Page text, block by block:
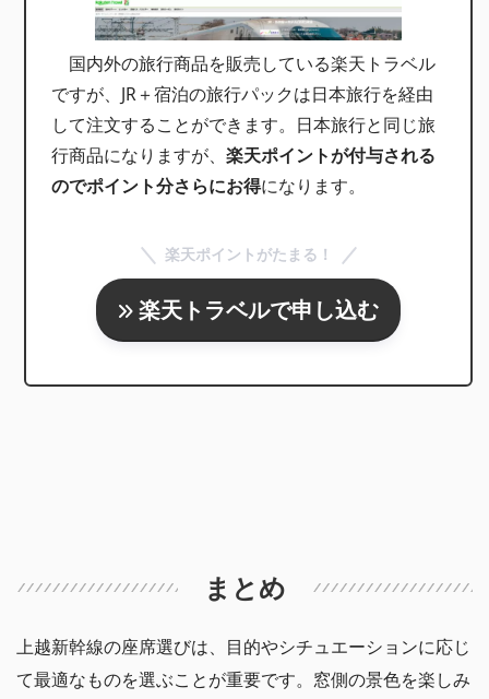
国内外の旅行商品を販売している楽天トラベル
ですが、JR＋宿泊の旅行パックは日本旅行を経由
して注文することができます。日本旅行と同じ旅
行商品になりますが、楽天ポイントが付与される
のでポイント分さらにお得になります。
楽天ポイントがたまる！
楽天トラベルで申し込む
まとめ
上越新幹線の座席選びは、目的やシチュエーションに応じ
て最適なものを選ぶことが重要です。窓側の景色を楽しみ